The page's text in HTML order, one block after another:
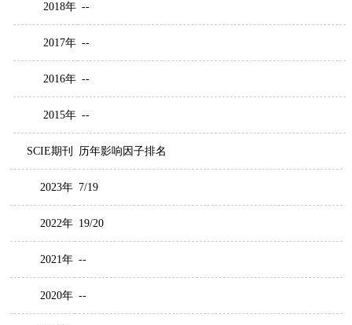
2018年 --
2017年 --
2016年 --
2015年 --
SCIE期刊 历年影响因子排名
2023年 7/19
2022年 19/20
2021年 --
2020年 --